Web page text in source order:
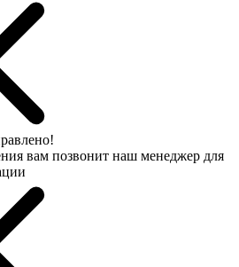
вам позвонит наш менеджер для